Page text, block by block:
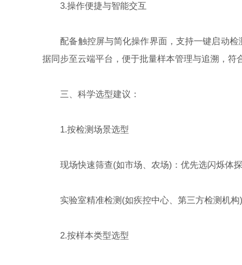
3.操作便捷与智能交互​
配备触控屏与简化操作界面，支持一键启动检
据同步至云端平台，便于批量样本管理与追溯，符
三、科学选型建议：
1.按检测场景选型​
现场快速筛查(如市场、农场)：优先选闪烁体探
实验室精准检测(如疾控中心、第三方检测机构)
2.按样本类型选型​